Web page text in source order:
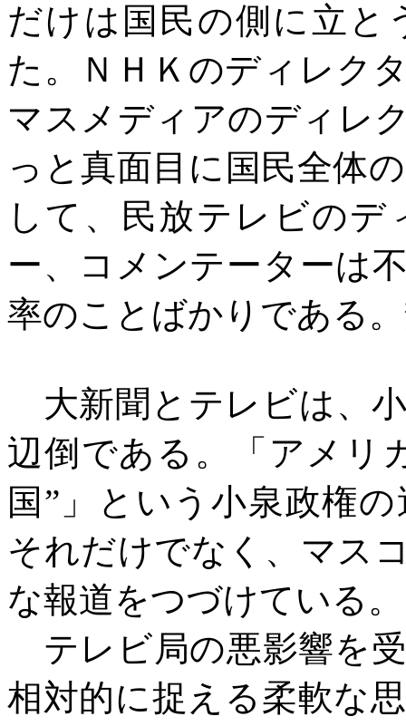
だけは国民の側に立と
た。ＮＨＫのディレク
マスメディアのディレ
っと真面目に国民全体
して、民放テレビの
ー、コメンテーターは
率のことばかりである
大新聞とテレビは、
辺倒である。「アメリ
国”」という小泉政権
それだけでなく、マス
な報道をつづけている。
テレビ局の悪影響を
相対的に捉える柔軟な